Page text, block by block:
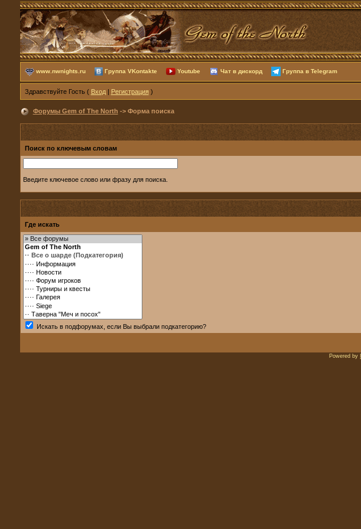
www.nwnights.ru Группа VKontakte Youtube Чат в дискорд Группа в Telegram
Здравствуйте Гость ( Вход| Регистрация)
Форумы Gem of The North -> Форма поиска
Поиск по ключевым словам
Введите ключевое слово или фразу для поиска.
Где искать
Искать в подфорумах, если Вы выбрали подкатегорию?
Powered by